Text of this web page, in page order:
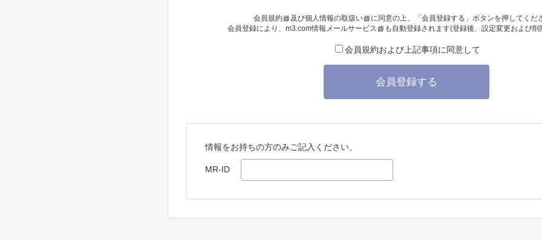
会員規約 及び個人情報の取扱い
に同意の上、「会員登録する」ボタンを押してくだ
会員登録により、 m3.com情報メールサービス も自動登録されます(登録後、設定変更および
会員規約および上記事項に同意して
会員登録する
情報をお持ちの方のみご記入ください。
MR-ID